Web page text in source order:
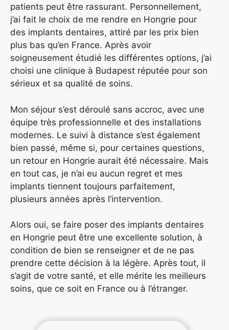
patients peut être rassurant. Personnellement,
j’ai fait le choix de me rendre en Hongrie pour
des implants dentaires, attiré par les prix bien
plus bas qu’en France. Après avoir
soigneusement étudié les différentes options, j’ai
choisi une clinique à Budapest réputée pour son
sérieux et sa qualité de soins.
Mon séjour s’est déroulé sans accroc, avec une
équipe très professionnelle et des installations
modernes. Le suivi à distance s’est également
bien passé, même si, pour certaines questions,
un retour en Hongrie aurait été nécessaire. Mais
en tout cas, je n’ai eu aucun regret et mes
implants tiennent toujours parfaitement,
plusieurs années après l’intervention.
Alors oui, se faire poser des implants dentaires
en Hongrie peut être une excellente solution, à
condition de bien se renseigner et de ne pas
prendre cette décision à la légère. Après tout, il
s’agit de votre santé, et elle mérite les meilleurs
soins, que ce soit en France ou à l’étranger.